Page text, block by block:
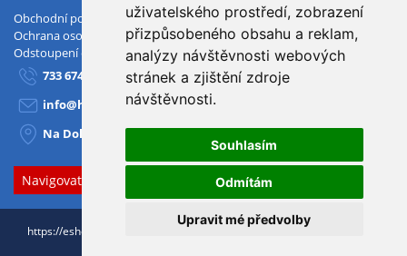
uživatelského prostředí, zobrazení
přizpůsobeného obsahu a reklam,
analýzy návštěvnosti webových
stránek a zjištění zdroje
návštěvnosti.
Souhlasím
Odmítám
Upravit mé předvolby
Obchodní podmínky
Ochrana osobních údajů
Odstoupení od smlouvy
733 674 293
info@hydapress.cz
Na Dolech 109, Jihlava
Navigovat sem
https://eshop.hydapress.cz © 2026